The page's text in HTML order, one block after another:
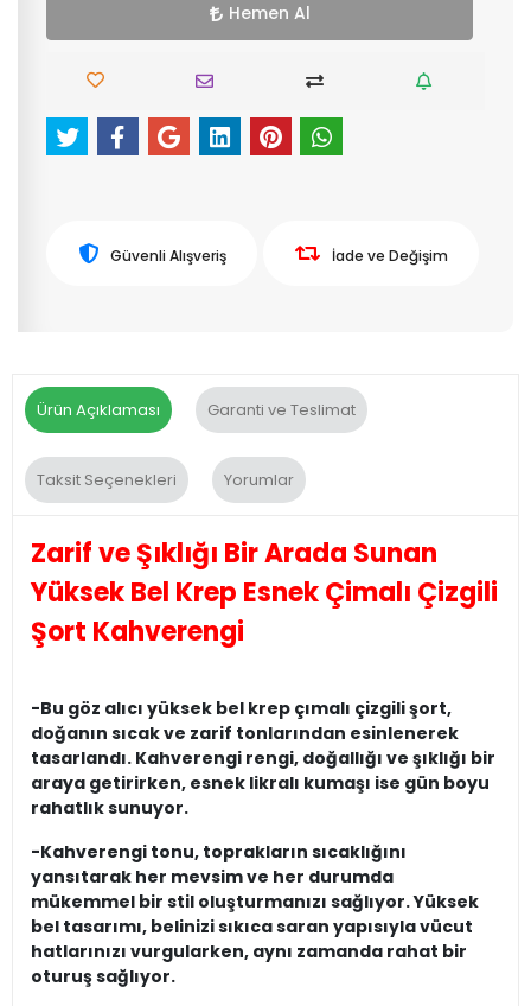
Hemen Al
Güvenli Alışveriş İade ve Değişim
Ürün Açıklaması Garanti ve Teslimat
Taksit Seçenekleri Yorumlar
Zarif ve Şıklığı Bir Arada Sunan
Yüksek Bel Krep Esnek Çimalı Çizgili
Şort Kahverengi
-Bu göz alıcı yüksek bel krep çımalı çizgili şort,
doğanın sıcak ve zarif tonlarından esinlenerek
tasarlandı. Kahverengi rengi, doğallığı ve şıklığı bir
araya getirirken, esnek likralı kumaşı ise gün boyu
rahatlık sunuyor.
-Kahverengi tonu, toprakların sıcaklığını
yansıtarak her mevsim ve her durumda
mükemmel bir stil oluşturmanızı sağlıyor. Yüksek
bel tasarımı, belinizi sıkıca saran yapısıyla vücut
hatlarınızı vurgularken, aynı zamanda rahat bir
oturuş sağlıyor.